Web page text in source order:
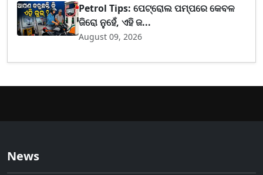
Petrol Tips: ପେଟ୍ରୋଲ ପମ୍ପରେ କେବଳ
ଜିରୋ ନୁହେଁ, ଏହି ଜ...
August 09, 2026
News